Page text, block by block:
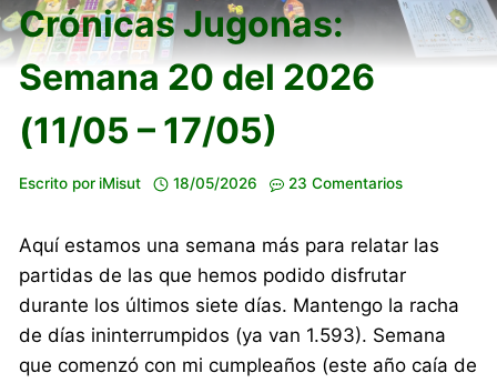
Crónicas Jugonas:
Semana 20 del 2026
(11/05 – 17/05)
Escrito por iMisut 18/05/2026 23 Comentarios
Aquí estamos una semana más para relatar las
partidas de las que hemos podido disfrutar
durante los últimos siete días. Mantengo la racha
de días ininterrumpidos (ya van 1.593). Semana
que comenzó con mi cumpleaños (este año caía de